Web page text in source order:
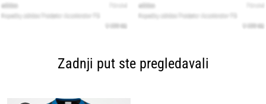
Zadnji put ste pregledavali